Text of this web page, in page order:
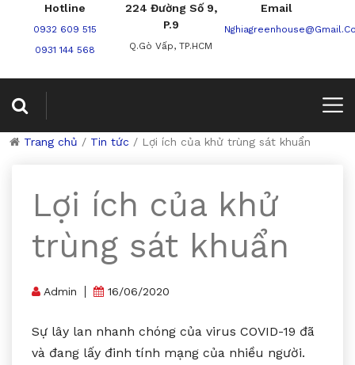
Hotline
0932 609 515
0931 144 568
224 Đường Số 9,
P.9
Q.Gò Vấp, TP.HCM
Email
Trang chủ / Tin tức / Lợi ích của khử trùng sát khuẩn
Lợi ích của khử
trùng sát khuẩn
Admin 16/06/2020
Sự lây lan nhanh chóng của virus COVID-19 đã
và đang lấy đinh tính mạng của nhiều người.